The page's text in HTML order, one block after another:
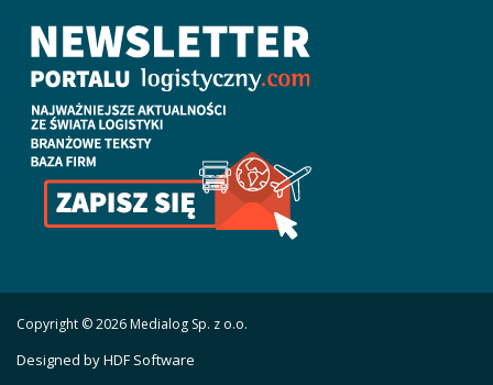
Copyright © 2026 Medialog Sp. z o.o.
Designed by HDF Software